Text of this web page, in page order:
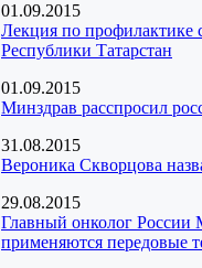
01.09.2015
Лекция по профилактике
Республики Татарстан
01.09.2015
Минздрав расспросил
31.08.2015
Вероника Скворцова
29.08.2015
Главный онколог России
применяются передовые